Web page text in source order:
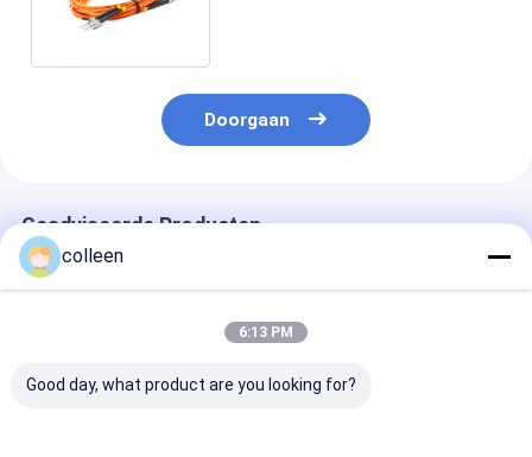
Doorgaan
Geadviseerde Producten
colleen
6:13 PM
Good day, what product are you looking for?